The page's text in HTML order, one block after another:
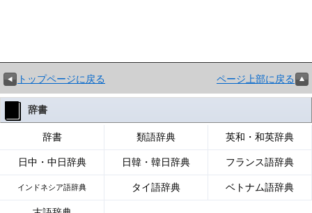
トップページに戻る ページ上部に戻る
辞書
辞書 類語辞典 英和・和英辞典
日中・中日辞典 日韓・韓日辞典 フランス語辞典
インドネシア語辞典 タイ語辞典 ベトナム語辞典